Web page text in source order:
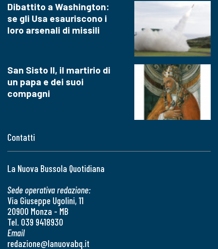
Contatti
La Nuova Bussola Quotidiana
Sede operativa redazione:
Via Giuseppe Ugolini, 11
20900 Monza - MB
Tel. 039 9418930
Email
redazione@lanuovabq.it
Dibattito a Washington:
se gli Usa esauriscono i
loro arsenali di missili
San Sisto II, il martirio di
un papa e dei suoi
compagni